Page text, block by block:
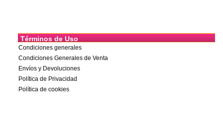
Términos de Uso
Condiciones generales
Condiciones Generales de Venta
Envíos y Devoluciones
Política de Privacidad
Política de cookies